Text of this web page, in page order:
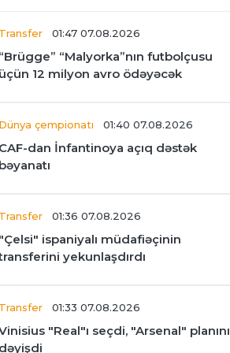
01:47 07.08.2026
“Malyorka”nın futbolçusu
12 milyon avro ödəyəcək
çempionatı 01:40 07.08.2026
dan İnfantinoya açıq dəstək
01:36 07.08.2026
ispaniyalı müdafiəçinin
yekunlaşdırdı
01:33 07.08.2026
"Real"ı seçdi, "Arsenal" planını